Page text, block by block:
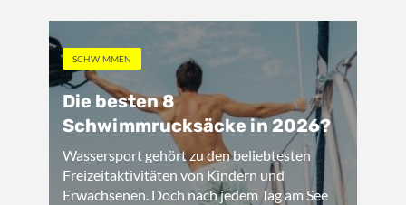
SCHWIMMEN
Die besten 8
Schwimmrucksäcke in 2026?
Wassersport gehört zu den beliebtesten
Freizeitaktivitäten von Kindern und
Erwachsenen. Doch nach jedem Tag am See